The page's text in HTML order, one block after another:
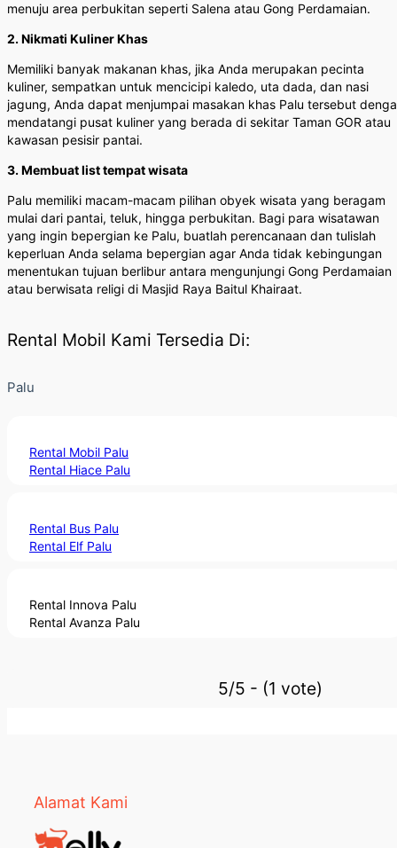
menuju area perbukitan seperti Salena atau Gong Perdamaian.
2. Nikmati Kuliner Khas
Memiliki banyak makanan khas, jika Anda merupakan pecinta
kuliner, sempatkan untuk mencicipi kaledo, uta dada, dan nasi
jagung, Anda dapat menjumpai masakan khas Palu tersebut
mendatangi pusat kuliner yang berada di sekitar Taman GOR atau
kawasan pesisir pantai.
3. Membuat list tempat wisata
Palu memiliki macam-macam pilihan obyek wisata yang beragam
mulai dari pantai, teluk, hingga perbukitan. Bagi para wisatawan
yang ingin bepergian ke Palu, buatlah perencanaan dan tulislah
keperluan Anda selama bepergian agar Anda tidak kebingungan
menentukan tujuan berlibur antara mengunjungi Gong Perdamaian
atau berwisata religi di Masjid Raya Baitul Khairaat.
Rental Mobil Kami Tersedia Di:
Palu
Rental Mobil Palu
Rental Hiace Palu
Rental Bus Palu
Rental Elf Palu
Rental Innova Palu
Rental Avanza Palu
5/5 - (1 vote)
Alamat Kami